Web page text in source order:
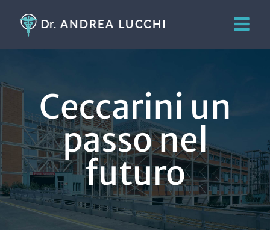
contenuto
Ceccarini un
passo nel
futuro